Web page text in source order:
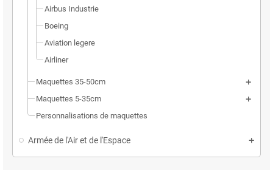
Airbus Industrie
Boeing
Aviation legere
Airliner
Maquettes 35-50cm
Maquettes 5-35cm
Personnalisations de maquettes
Armée de l'Air et de l'Espace